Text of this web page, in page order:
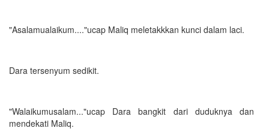
"Asalamualaikum...."ucap Maliq meletakkkan kunci dalam laci.
Dara tersenyum sedikit.
"Walaikumusalam..."ucap Dara bangkit dari duduknya dan
mendekati Maliq.